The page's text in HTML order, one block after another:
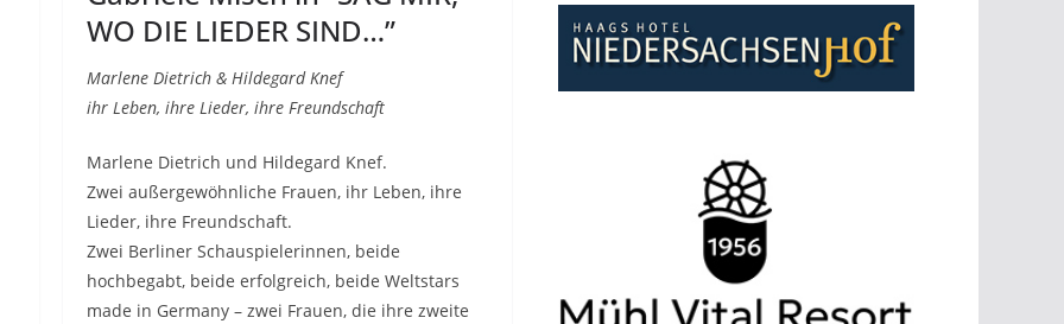
WO DIE LIEDER SIND…”
Marlene Dietrich & Hildegard Knef
ihr Leben, ihre Lieder, ihre Freundschaft
Marlene Dietrich und Hildegard Knef.
Zwei außergewöhnliche Frauen, ihr Leben, ihre
Lieder, ihre Freundschaft.
Zwei Berliner Schauspielerinnen, beide
hochbegabt, beide erfolgreich, beide Weltstars
made in Germany – zwei Frauen, die ihre zweite